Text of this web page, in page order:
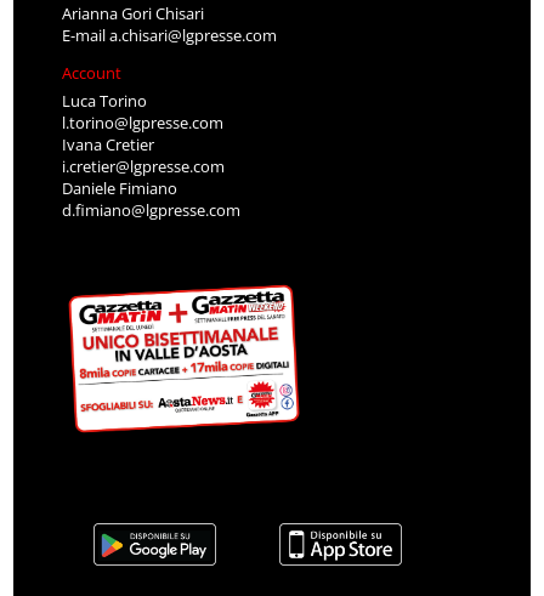
Arianna Gori Chisari
E-maila.chisari@lgpresse.com
Account
Luca Torino
l.torino@lgpresse.com
Ivana Cretier
i.cretier@lgpresse.com
Daniele Fimiano
d.fimiano@lgpresse.com